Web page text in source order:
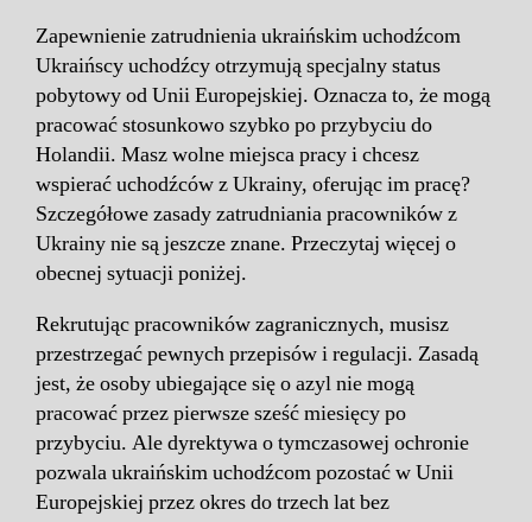
Zapewnienie zatrudnienia ukraińskim uchodźcom
Ukraińscy uchodźcy otrzymują specjalny status
pobytowy od Unii Europejskiej. Oznacza to, że mogą
pracować stosunkowo szybko po przybyciu do
Holandii. Masz wolne miejsca pracy i chcesz
wspierać uchodźców z Ukrainy, oferując im pracę?
Szczegółowe zasady zatrudniania pracowników z
Ukrainy nie są jeszcze znane. Przeczytaj więcej o
obecnej sytuacji poniżej.
Rekrutując pracowników zagranicznych, musisz
przestrzegać pewnych przepisów i regulacji. Zasadą
jest, że osoby ubiegające się o azyl nie mogą
pracować przez pierwsze sześć miesięcy po
przybyciu. Ale dyrektywa o tymczasowej ochronie
pozwala ukraińskim uchodźcom pozostać w Unii
Europejskiej przez okres do trzech lat bez